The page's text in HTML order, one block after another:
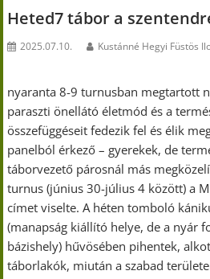
Heted7 tábor a
2025.07.10. Kustánné Hegyi Füstös
nyaranta 8-9 turnusban megtartott
paraszti önellátó életmód és a
összefüggéseit fedezik fel és élik
panelból érkező – gyerekek, de
táborvezető párosnál más
turnus (június 30-július 4 között) a
címet viselte. A héten tomboló
(manapság kiállító helye, de a nyár
bázishely) hűvösében pihentek,
táborlakók, miután a szabad